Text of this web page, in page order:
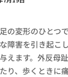
の変形のひとつ
障害を引き起こ
えます。外反母
り、歩くときに